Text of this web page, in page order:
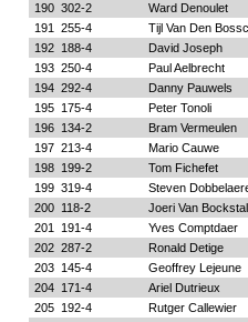
190 302-2
Ward Denoulet
191
255-4
Tijl Van Den
192 188-4
David Joseph
193 250-4
Paul Aelbrecht
194 292-4
Danny Pauwels
195 175-4
Peter Tonoli
196 134-2
Bram Vermeulen
197 213-4
Mario Cauwe
198 199-2
Tom Fichefet
199 319-4
Steven
200 118-2
Joeri Van Bockstal
201
191-4
Yves Comptdaer
202 287-2
Ronald Detige
203 145-4
Geoffrey Lejeune
204 171-4
Ariel Dutrieux
205 192-4
Rutger Callewier